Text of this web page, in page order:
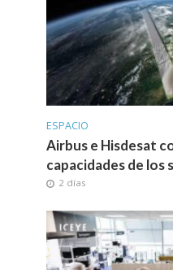
ESPACIO
Airbus e Hisdesat
capacidades de los
2 días